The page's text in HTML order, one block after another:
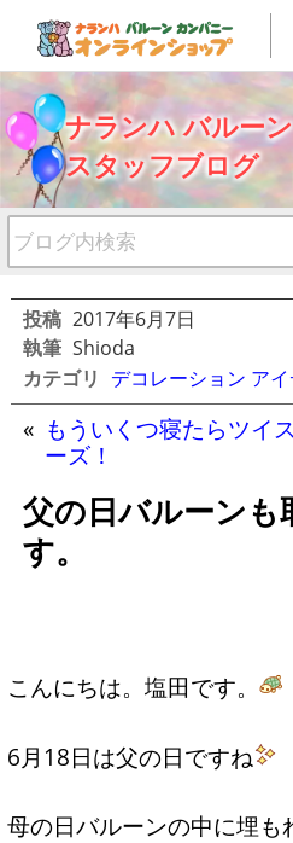
ナランハ バルー
スタッフブログ
投稿 2017年6月7日
執筆 Shioda
カテゴリ デコレーション ア
« もういくつ寝たらツイ
ーズ！
父の日バルーンも
す。
こんにちは。塩田です。
6月18日は父の日ですね
母の日バルーンの中に埋